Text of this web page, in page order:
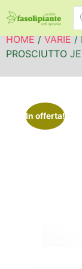
HOME/VARIE/
PROSCIUTTO
In offerta!